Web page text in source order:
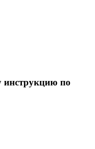
по